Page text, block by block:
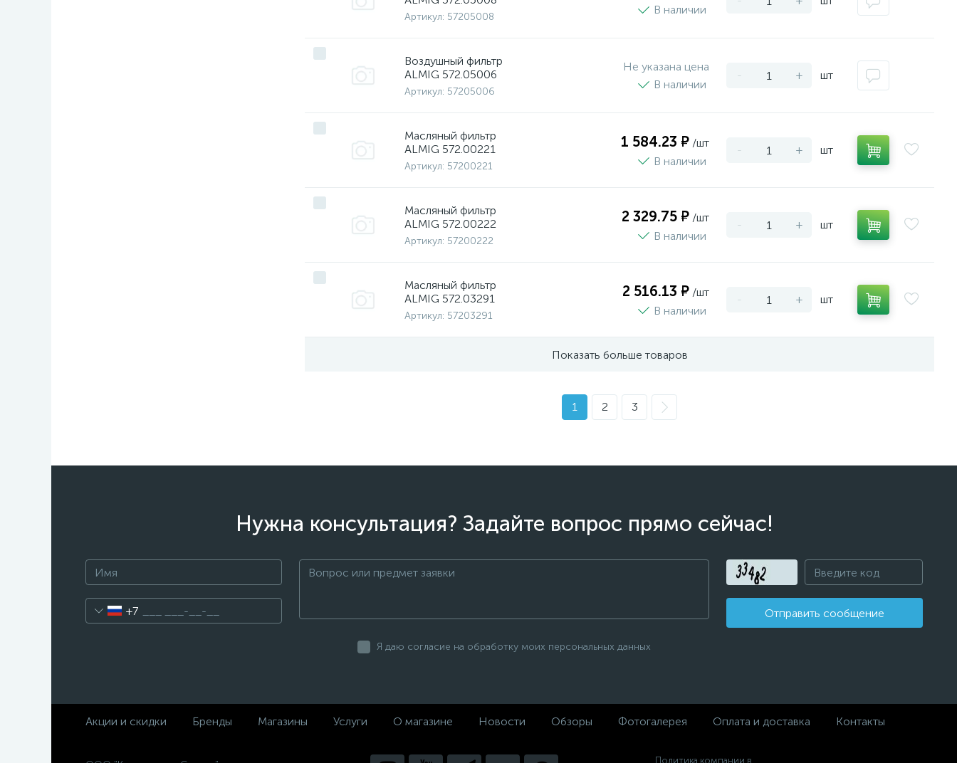
Артикул: 57205008
В наличии
Воздушный фильтр
ALMIG 572.05006
Артикул: 57205006
Не указана цена
В наличии
- + шт
Масляный фильтр
ALMIG 572.00221
Артикул: 57200221
1 584.23 ₽ /шт
В наличии
- + шт
Масляный фильтр
ALMIG 572.00222
Артикул: 57200222
2 329.75 ₽ /шт
В наличии
- + шт
Масляный фильтр
ALMIG 572.03291
Артикул: 57203291
2 516.13 ₽ /шт
В наличии
- + шт
Показать больше товаров
1 2 3
Нужна консультация? Задайте вопрос прямо сейчас!
+7 Отправить сообщение
Я даю согласие на обработку моих персональных данных
Акции и скидки Бренды Магазины Услуги О магазине Новости Обзоры Фотогалерея Оплата и доставка Контакты
Политика компании в